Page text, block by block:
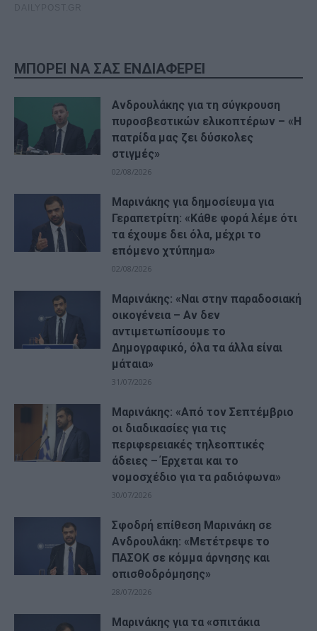
ΜΠΟΡΕΙ ΝΑ ΣΑΣ ΕΝΔΙΑΦΕΡΕΙ
Ανδρουλάκης για τη σύγκρουση
πυροσβεστικών ελικοπτέρων – «Η
πατρίδα μας ζει δύσκολες
στιγμές»
02/08/2026
Μαρινάκης για δημοσίευμα για
Γεραπετρίτη: «Κάθε φορά λέμε ότι
τα έχουμε δει όλα, μέχρι το
επόμενο χτύπημα»
02/08/2026
Μαρινάκης: «Ναι στην παραδοσιακή
οικογένεια – Αν δεν
αντιμετωπίσουμε το
Δημογραφικό, όλα τα άλλα είναι
μάταια»
31/07/2026
Μαρινάκης: «Από τον Σεπτέμβριο
οι διαδικασίες για τις
περιφερειακές τηλεοπτικές
άδειες – Έρχεται και το
νομοσχέδιο για τα ραδιόφωνα»
30/07/2026
Σφοδρή επίθεση Μαρινάκη σε
Ανδρουλάκη: «Μετέτρεψε το
ΠΑΣΟΚ σε κόμμα άρνησης και
οπισθοδρόμησης»
28/07/2026
Μαρινάκης για τα «σπιτάκια